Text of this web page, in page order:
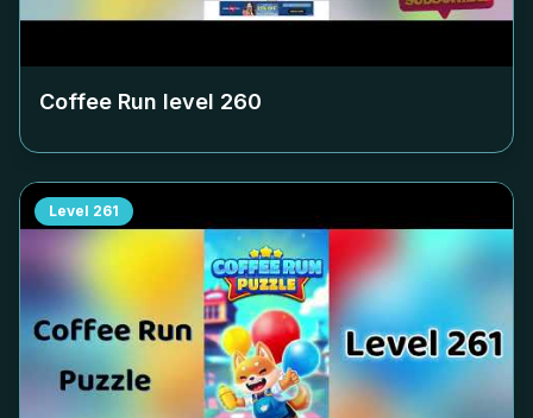
Coffee Run level 260
Level 261